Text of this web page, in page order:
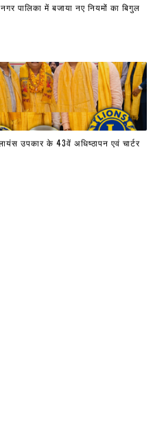
पालिका में बजाया नए नियमों का बिगुल
उपकार के 43वें अधिष्ठापन एवं चार्टर